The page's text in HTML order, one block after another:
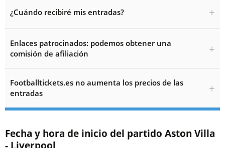
¿Cuándo recibiré mis entradas?
Enlaces patrocinados: podemos obtener una
comisión de afiliación
Footballtickets.es no aumenta los precios de las
entradas
Fecha y hora de inicio del partido Aston Villa